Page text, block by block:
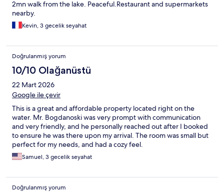
2mn walk from the lake. Peaceful.Restaurant and supermarkets
nearby.
Kevin, 3 gecelik seyahat
Doğrulanmış yorum
10/10 Olağanüstü
22 Mart 2026
Google ile çevir
This is a great and affordable property located right on the
water. Mr. Bogdanoski was very prompt with communication
and very friendly, and he personally reached out after I booked
to ensure he was there upon my arrival. The room was small but
perfect for my needs, and had a cozy feel.
Samuel, 3 gecelik seyahat
Doğrulanmış yorum